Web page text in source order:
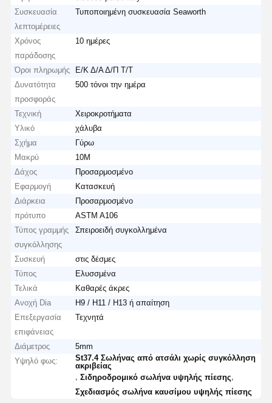
Συσκευασία
λεπτομέρειες
Τυποποιημένη συσκευασία Seaworth
Χρόνος
παράδοσης
10 ημέρες
Όροι πληρωμής
Ε/Κ Δ/Α Δ/Π Τ/Τ
Δυνατότητα
προσφοράς
500 τόνοι την ημέρα
Τεχνική
Χειροκροτήματα
Υλικό
χάλυβα
Σχήμα
Γύρω
Μακρύ
10M
Δάχος
Προσαρμοσμένο
Εφαρμογή
Κατασκευή
Διάρκεια
Προσαρμοσμένο
πρότυπο
ASTM A106
Τύπος γραμμής
συγκόλλησης
Σπειροειδή συγκολλημένα
Συσκευή
στις δέσμες
Τύπος
Ελυσσμένα
Τελικά
Καθαρές άκρες
Ανοχή Dia
H9 / H11 / H13 ή απαίτηση
Επεξεργασία
επιφάνειας
Τεχνητά
Διάμετρος
5mm
Υψηλό φως:
St37.4 Σωλήνας από ατσάλι χωρίς συγκόλληση
ακριβείας
,Σιδηροδρομικό σωλήνα υψηλής πίεσης
Σχεδιασμός σωλήνα καυσίμου υψηλής πίεσης